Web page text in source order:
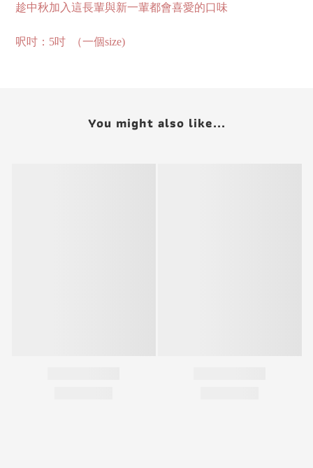
趁中秋加入這長輩與新一輩都會喜愛的口味
呎吋：5吋 （一個size)
You might also like...